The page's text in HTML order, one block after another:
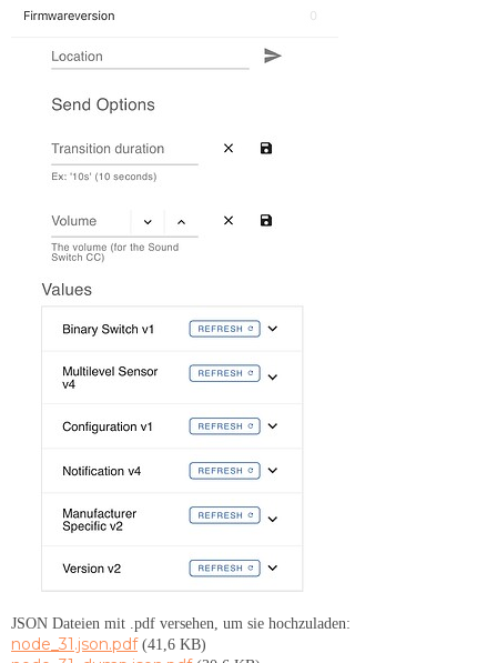
JSON Dateien mit .pdf versehen, um sie hochzuladen:
node_31.json.pdf(41,6 KB)